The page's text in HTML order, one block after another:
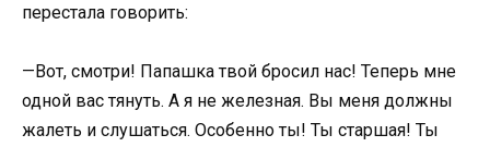
перестала говорить:
—Вот, смотри! Папашка твой бросил нас! Теперь мне
одной вас тянуть. А я не железная. Вы меня должны
жалеть и слушаться. Особенно ты! Ты старшая! Ты